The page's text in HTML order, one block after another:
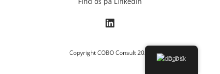
Copyright COBO Consult 2023
Dansk